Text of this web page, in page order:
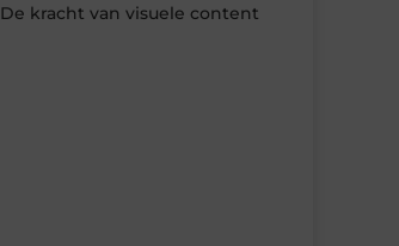
De kracht van visuele content